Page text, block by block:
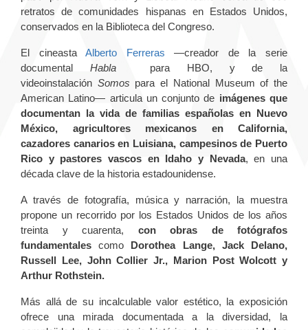
retratos de comunidades hispanas en Estados Unidos,
conservados en la Biblioteca del Congreso.
El cineastaAlberto Ferreras —creador de la serie
documental Hablapara HBO, y de la
videoinstalación Somos para el National Museum of the
American Latino— articula un conjunto de imágenes que
documentan la vida de familias españolas en Nuevo
México, agricultores mexicanos en California,
cazadores canarios en Luisiana, campesinos de Puerto
Rico y pastores vascos en Idaho y Nevada, en una
década clave de la historia estadounidense.
A través de fotografía, música y narración, la muestra
propone un recorrido por los Estados Unidos de los años
treinta y cuarenta, con obras de fotógrafos
fundamentalescomo Dorothea Lange, Jack Delano,
Russell Lee, John Collier Jr., Marion Post Wolcott y
Arthur Rothstein.
Más allá de su incalculable valor estético, la exposición
ofrece una mirada documentada a la diversidad, la